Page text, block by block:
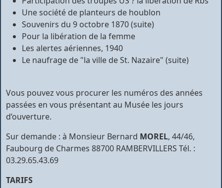
Une société de planteurs de houblon
Souvenirs du 9 octobre 1870 (suite)
Pour la libération de la femme
Les alertes aériennes, 1940
Le naufrage de "la ville de St. Nazaire" (suite)
Vous pouvez vous procurer les numéros des années
passées en vous présentant au Musée les jours
d’ouverture.
Sur demande : à Monsieur Bernard MOREL, 44/46,
Faubourg de Charmes 88700 RAMBERVILLERS Tél. :
03.29.65.43.69
TARIFS